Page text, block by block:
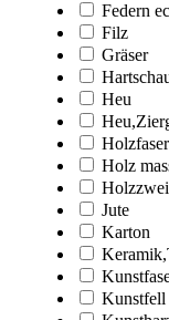
Federn
Filz
Gräser
Heu
Holzfaser
Holz
Jute
Karton
Kunstfell